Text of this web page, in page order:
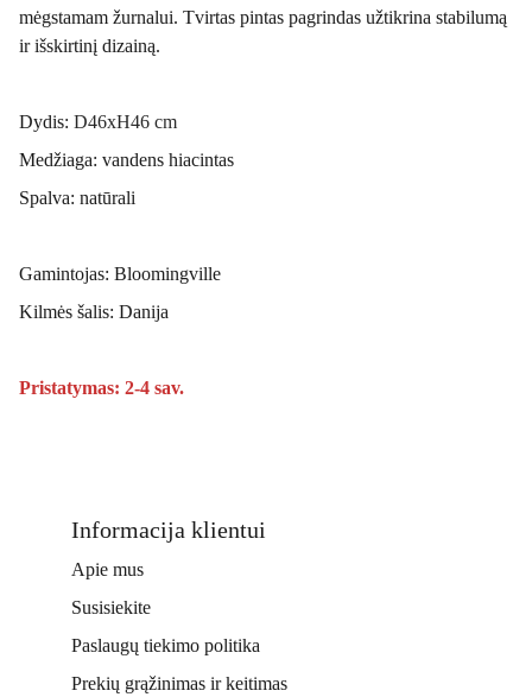
mėgstamam žurnalui. Tvirtas pintas pagrindas užtikrina stabilumą
ir išskirtinį dizainą.
Dydis: D46xH46 cm
Medžiaga: vandens hiacintas
Spalva: natūrali
Gamintojas: Bloomingville
Kilmės šalis: Danija
Pristatymas: 2-4 sav.
Apie mus
Prekių grąžinimas ir keitimas
Paslaugų tiekimo politika
Informacija klientui
Susisiekite